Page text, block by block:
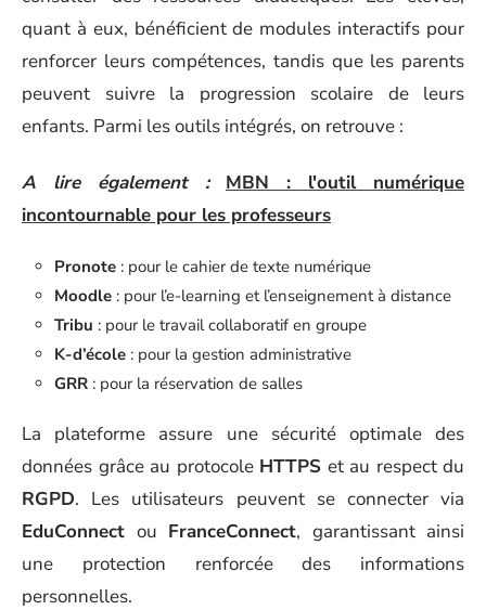
quant à eux, bénéficient de modules interactifs pour
renforcer leurs compétences, tandis que les parents
peuvent suivre la progression scolaire de leurs
enfants. Parmi les outils intégrés, on retrouve :
A lire également :
MBN : l'outil numérique
incontournable pour les professeurs
Pronote : pour le cahier de texte numérique
Moodle : pour l’e-learning et l’enseignement à distance
Tribu : pour le travail collaboratif en groupe
K-d’école : pour la gestion administrative
GRR : pour la réservation de salles
La plateforme assure une sécurité optimale des
données grâce au protocole HTTPS et au respect du
RGPD. Les utilisateurs peuvent se connecter via
EduConnect ou FranceConnect, garantissant ainsi
une protection renforcée des informations
personnelles.